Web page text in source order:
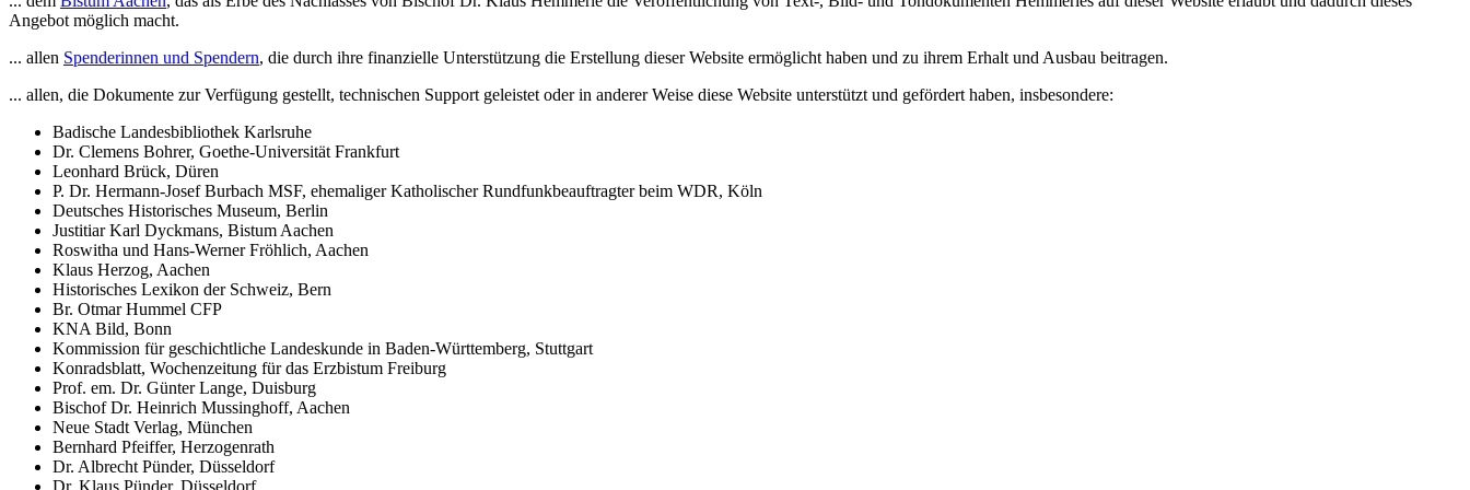
Angebot möglich macht.
... allen Spenderinnen und Spendern, die durch ihre finanzielle Unterstützung die Erstellung dieser Website ermöglicht haben und zu ihrem Erhalt und Ausbau beitragen.
... allen, die Dokumente zur Verfügung gestellt, technischen Support geleistet oder in anderer Weise diese Website unterstützt und gefördert haben, insbesondere:
Badische Landesbibliothek Karlsruhe
Dr. Clemens Bohrer, Goethe-Universität Frankfurt
Leonhard Brück, Düren
P. Dr. Hermann-Josef Burbach MSF, ehemaliger Katholischer Rundfunkbeauftragter beim WDR, Köln
Deutsches Historisches Museum, Berlin
Justitiar Karl Dyckmans, Bistum Aachen
Roswitha und Hans-Werner Fröhlich, Aachen
Klaus Herzog, Aachen
Historisches Lexikon der Schweiz, Bern
Br. Otmar Hummel CFP
KNA Bild, Bonn
Kommission für geschichtliche Landeskunde in Baden-Württemberg, Stuttgart
Konradsblatt, Wochenzeitung für das Erzbistum Freiburg
Prof. em. Dr. Günter Lange, Duisburg
Bischof Dr. Heinrich Mussinghoff, Aachen
Neue Stadt Verlag, München
Bernhard Pfeiffer, Herzogenrath
Dr. Albrecht Pünder, Düsseldorf
Dr. Klaus Pünder, Düsseldorf